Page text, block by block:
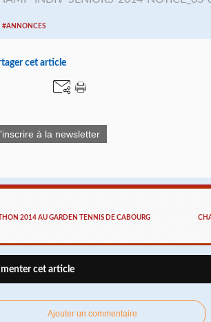
#ANNONCES
cet article
à la newsletter
2014 AU GARDEN TENNIS DE CABOURG
cet article
Ajouter un commentaire